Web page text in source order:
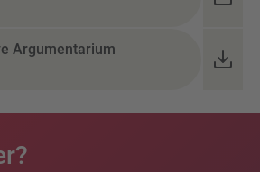
Argumentarium